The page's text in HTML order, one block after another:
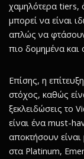
χαμηλότερα tiers,
μπορεί να είναι
απλώς να
πιο δομημένα και
Επίσης, η
στόχος, καθώς
ξεκλειδώσεις το
είναι ένα must-
αποκτήσουν
στα Platinum,